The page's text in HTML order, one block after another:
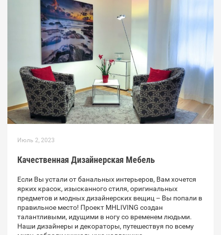
Июль 2, 2023
Качественная Дизайнерская Мебель
Если Вы устали от банальных интерьеров, Вам хочется
ярких красок, изысканного стиля, оригинальных
предметов и модных дизайнерских вещиц – Вы попали в
правильное место! Проект MHLIVING создан
талантливыми, идущими в ногу со временем людьми.
Наши дизайнеры и декораторы, путешествуя по всему